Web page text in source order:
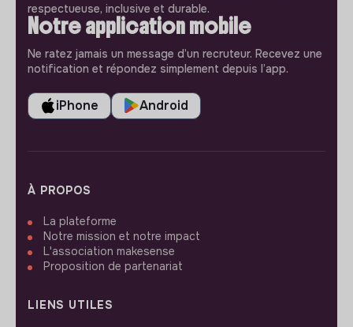
respectueuse, inclusive et durable.
Notre application mobile
Ne ratez jamais un message d’un recruteur. Recevez une
notification et répondez simplement depuis l’app.
iPhone Android
À PROPOS
La plateforme
Notre mission et notre impact
L'association makesense
Proposition de partenariat
LIENS UTILES